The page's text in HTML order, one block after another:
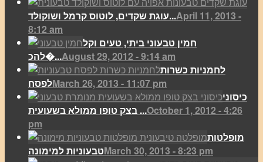
עוגת שקדים, לוטוס קרמל ושוקולד...April 11, 2013 -
8:12 am
חמין טבעוני ביתי, טעים וקל
להכ�...August 29, 2012 - 9:14 am
לחמניות כשרות
לפסחMarch 26, 2013 - 11:07 pm
כיסוני
בצק טופו ממולא בשעועית ...October 1, 2012 - 4:26
pm
מופלטות
טבעוניות למימונהMarch 30, 2013 - 8:23 pm